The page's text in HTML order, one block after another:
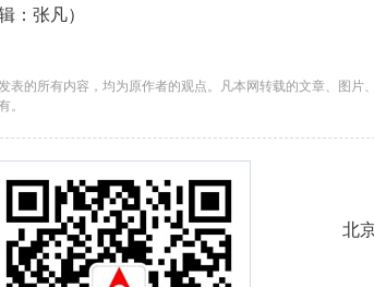
：张凡）
表的所有内容，均为原作者的观点。凡本网转载的文章、图片
。
北